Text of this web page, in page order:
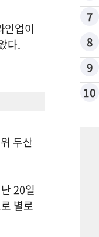
인업이
다.
두산
20일
별로
7
8
9
10